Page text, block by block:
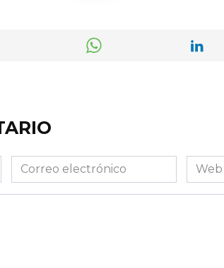
Correo
electrónico
Web